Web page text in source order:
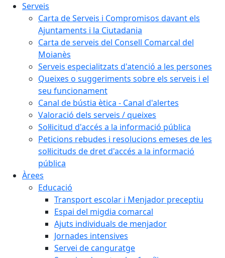
Serveis
Carta de Serveis i Compromisos davant els
Ajuntaments i la Ciutadania
Carta de serveis del Consell Comarcal del
Moianès
Serveis especialitzats d'atenció a les persones
Queixes o suggeriments sobre els serveis i el
seu funcionament
Canal de bústia ètica - Canal d'alertes
Valoració dels serveis / queixes
Sol·licitud d'accés a la informació pública
Peticions rebudes i resolucions emeses de les
sol·licituds de dret d'accés a la informació
pública
Àrees
Educació
Transport escolar i Menjador preceptiu
Espai del migdia comarcal
Ajuts individuals de menjador
Jornades intensives
Servei de canguratge